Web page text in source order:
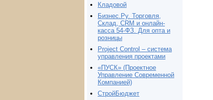
Кладовой
Бизнес.Ру. Торговля,
Склад, CRM и онлайн-
касса 54-ФЗ. Для опта и
розницы
Project Сontrol – система
управления проектами
«ПУСК» (Проектное
Управление Современной
Компанией)
СтройБюджет